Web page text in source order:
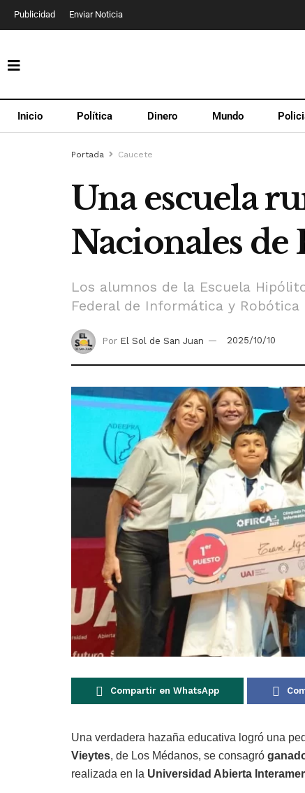
Publicidad Enviar Noticia
Inicio Política Dinero Mundo
Portada Caucete
Una escuela
Nacionales de
Los alumnos de la Escuela
Federal de Informática y Robótica
Por El Sol de San Juan 2025/10/10
Compartir en WhatsApp
Una verdadera hazaña educativa logró una
Vieytes, de Los Médanos, se consagró
realizada en la Universidad Abierta